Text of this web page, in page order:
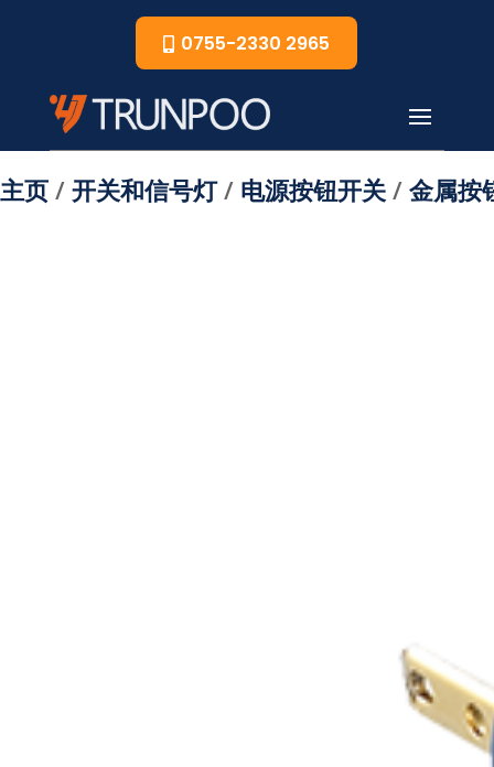
0755-2330 2965
主页 / 开关和信号灯/ 电源按钮开关 / 金属按